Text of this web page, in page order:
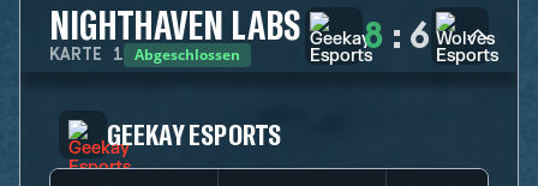
NIGHTHAVEN LABS
KARTE 1 Abgeschlossen 8 : 6
GEEKAY ESPORTS